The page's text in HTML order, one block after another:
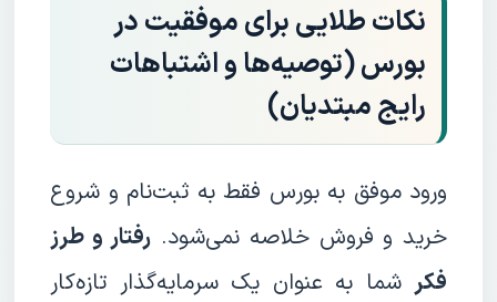
نکات طلایی برای موفقیت در
بورس (توصیه‌ها و اشتباهات
رایج مبتدیان)
ورود موفق به بورس فقط به ثبت‌نام و شروع
خرید و فروش خلاصه نمی‌شود. رفتار و طرز
فکر شما به عنوان یک سرمایه‌گذار تازه‌کار